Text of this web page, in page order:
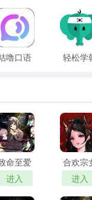
K12领域最专业的
图书研发和出版经验
悦的在线学习，可
让无数人都可以
，名师汇聚，覆盖
频讲解的方式去进
了解清楚每一个题
噜口语
轻松学
命至爱
中文版
进入
合欢宗
修传 汉化
版
进入